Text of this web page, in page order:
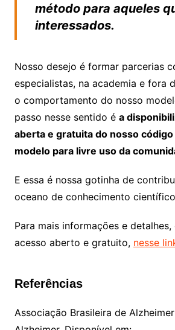
método para aqueles
interessados.
Nosso desejo é formar parcerias
especialistas, na academia e fora
o comportamento do nosso
passo nesse sentido é a
aberta e gratuita do nosso
modelo para livre uso da
E essa é nossa gotinha de
oceano de conhecimento
Para mais informações e
acesso aberto e gratuito, nesse
Referências
Associação Brasileira de